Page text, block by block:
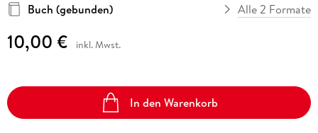
Buch (gebunden)
Alle 2 Formate
10,00 € inkl. Mwst.
In den Warenkorb